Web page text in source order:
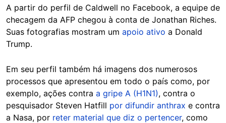
A partir do perfil de Caldwell no Facebook, a equipe de
checagem da AFP chegou à conta de Jonathan Riches.
Suas fotografias mostram um apoio ativo a Donald
Trump.
Em seu perfil também há imagens dos numerosos
processos que apresentou em todo o país como, por
exemplo, ações contra a gripe A (H1N1), contra o
pesquisador Steven Hatfill por difundir anthrax e contra
a Nasa, por reter material que diz o pertencer, como